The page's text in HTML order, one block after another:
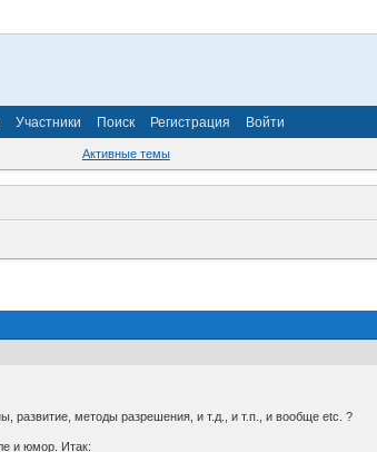
Участники Поиск Регистрация Войти
Активные темы
развитие, методы разрешения, и т.д., и т.п., и вообще etc. ?
и юмор. Итак: